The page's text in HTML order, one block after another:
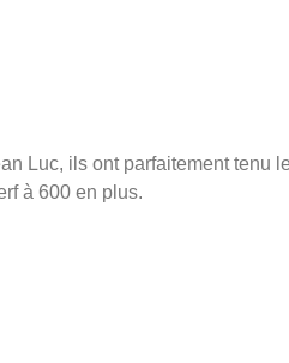
Luc, ils ont parfaitement
à 600 en plus.